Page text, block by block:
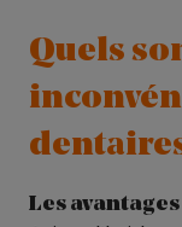
Quels
Les